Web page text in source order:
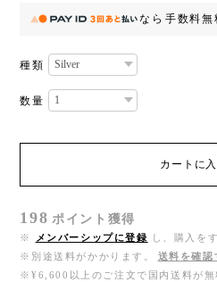
なら 手数料無
種類
数量
カートに
198 ポイント 獲得
※ メンバーシップに登録
し、購入を
※別途送料がかかります。
送料を確認
※¥6,600以上のご注文で国内送料が無